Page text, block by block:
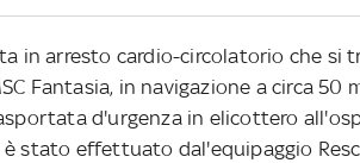
in arresto cardio-circolatorio che si
Fantasia, in navigazione a circa 50
d'urgenza in elicottero
stato effettuato dal'equipaggio